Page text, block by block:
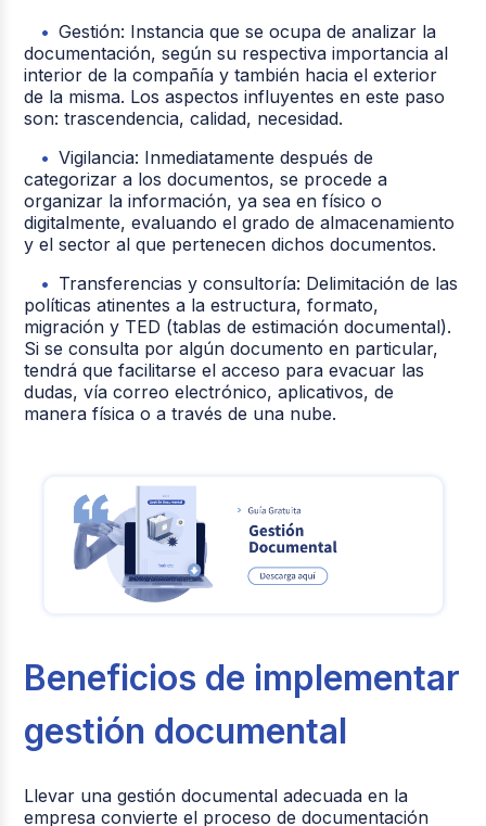
Gestión: Instancia que se ocupa de analizar la
documentación, según su respectiva importancia al
interior de la compañía y también hacia el exterior
de la misma. Los aspectos influyentes en este paso
son: trascendencia, calidad, necesidad.
Vigilancia: Inmediatamente después de
categorizar a los documentos, se procede a
organizar la información, ya sea en físico o
digitalmente, evaluando el grado de almacenamiento
y el sector al que pertenecen dichos documentos.
Transferencias y consultoría: Delimitación de las
políticas atinentes a la estructura, formato,
migración y TED (tablas de estimación documental).
Si se consulta por algún documento en particular,
tendrá que facilitarse el acceso para evacuar las
dudas, vía correo electrónico, aplicativos, de
manera física o a través de una nube.
Beneficios de implementar
gestión documental
Llevar una gestión documental adecuada en la
empresa convierte el proceso de documentación